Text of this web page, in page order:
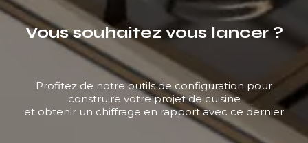
Vous souhaitez vous lancer ?
Profitez de notre outils de configuration pour
construire votre projet de cuisine
et obtenir un chiffrage en rapport avec ce dernier